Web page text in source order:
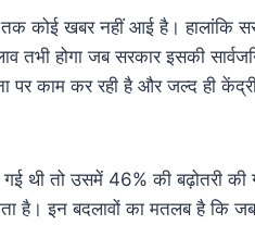
कोई खबर नहीं आई है। हालांकि
तभी होगा जब सरकार इसकी
पर काम कर रही है और जल्द ही
थी तो उसमें 46% की बढ़ोतरी
है। इन बदलावों का मतलब है कि जब